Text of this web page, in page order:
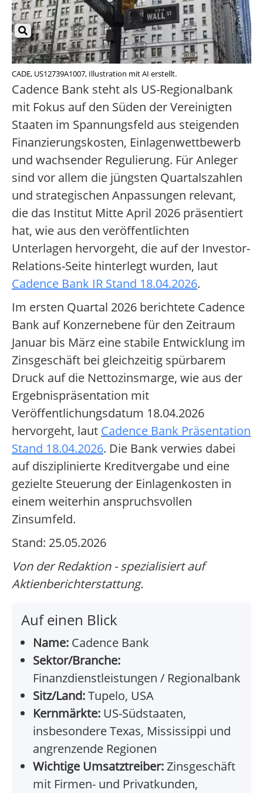
CADE, US12739A1007, Illustration mit AI erstellt.
Cadence Bank steht als US-Regionalbank
mit Fokus auf den Süden der Vereinigten
Staaten im Spannungsfeld aus steigenden
Finanzierungskosten, Einlagenwettbewerb
und wachsender Regulierung. Für Anleger
sind vor allem die jüngsten Quartalszahlen
und strategischen Anpassungen relevant,
die das Institut Mitte April 2026 präsentiert
hat, wie aus den veröffentlichten
Unterlagen hervorgeht, die auf der Investor-
Relations-Seite hinterlegt wurden, laut
Cadence Bank IR Stand 18.04.2026.
Im ersten Quartal 2026 berichtete Cadence
Bank auf Konzernebene für den Zeitraum
Januar bis März eine stabile Entwicklung im
Zinsgeschäft bei gleichzeitig spürbarem
Druck auf die Nettozinsmarge, wie aus der
Ergebnispräsentation mit
Veröffentlichungsdatum 18.04.2026
hervorgeht, laut Cadence Bank Präsentation
Stand 18.04.2026. Die Bank verwies dabei
auf disziplinierte Kreditvergabe und eine
gezielte Steuerung der Einlagenkosten in
einem weiterhin anspruchsvollen
Zinsumfeld.
Stand: 25.05.2026
Von der Redaktion - spezialisiert auf
Aktienberichterstattung.
Auf einen Blick
Name: Cadence Bank
Sektor/Branche:
Finanzdienstleistungen / Regionalbank
Sitz/Land:Tupelo, USA
Kernmärkte: US-Südstaaten,
insbesondere Texas, Mississippi und
angrenzende Regionen
Wichtige Umsatztreiber:Zinsgeschäft
mit Firmen- und Privatkunden,